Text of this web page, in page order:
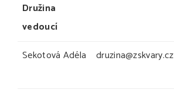
Družina
vedoucí
Sekotová Adéla
druzina@zskvary.cz